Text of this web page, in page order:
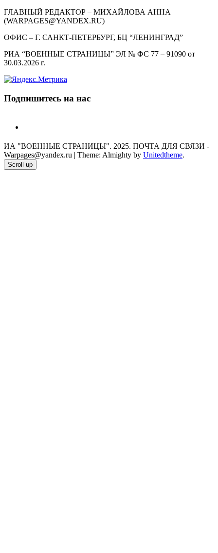
ГЛАВНЫЙ РЕДАКТОР – МИХАЙЛОВА АННА
(WARPAGES@YANDEX.RU)
ОФИС – Г. САНКТ-ПЕТЕРБУРГ, БЦ “ЛЕНИНГРАД”
РИА “ВОЕННЫЕ СТРАНИЦЫ” ЭЛ № ФС 77 – 91090 от
30.03.2026 г.
Подпишитесь на нас
ИА "ВОЕННЫЕ СТРАНИЦЫ". 2025. ПОЧТА ДЛЯ СВЯЗИ -
Warpages@yandex.ru | Theme: Almighty by Unitedtheme.
Scroll up